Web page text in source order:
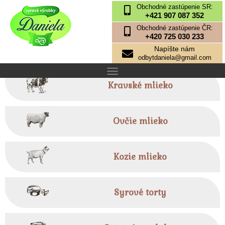
Obchodné zastúpenie SR:
+421 907 087 352
Obchodné zastúpenie ČR:
+420 725 030 233
Napíšte nám
odbytdaniela@gmail.com
Kravské mlieko
Ovčie mlieko
Kozie mlieko
Syrové torty